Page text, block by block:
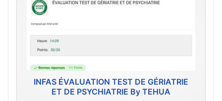
INFAS ÉVALUATION TEST DE GÉRIATRIE
ET DE PSYCHIATRIE By TEHUA